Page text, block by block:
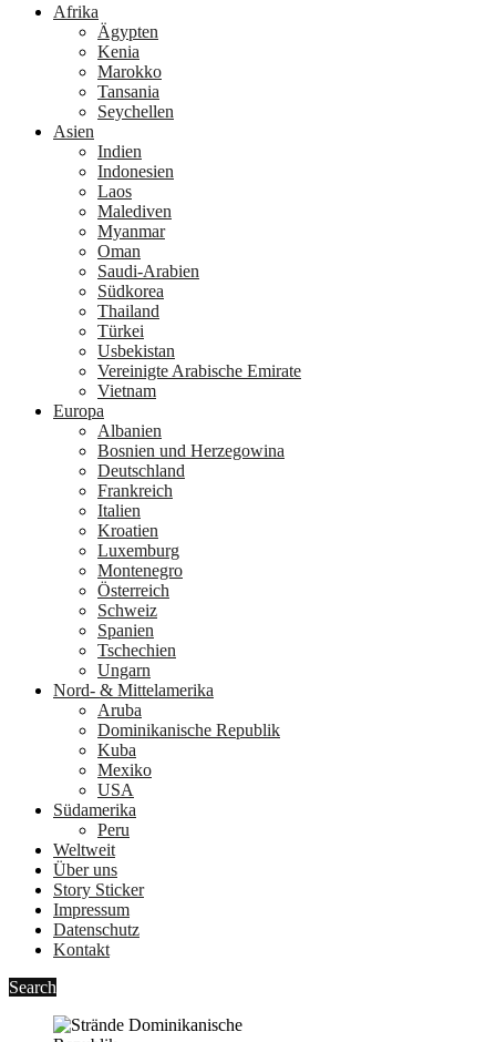
Afrika
Ägypten
Kenia
Marokko
Tansania
Seychellen
Asien
Indien
Indonesien
Laos
Malediven
Myanmar
Oman
Saudi-Arabien
Südkorea
Thailand
Türkei
Usbekistan
Vereinigte Arabische Emirate
Vietnam
Europa
Albanien
Bosnien und Herzegowina
Deutschland
Frankreich
Italien
Kroatien
Luxemburg
Montenegro
Österreich
Schweiz
Spanien
Tschechien
Ungarn
Nord- & Mittelamerika
Aruba
Dominikanische Republik
Kuba
Mexiko
USA
Südamerika
Peru
Weltweit
Über uns
Story Sticker
Impressum
Datenschutz
Kontakt
Search